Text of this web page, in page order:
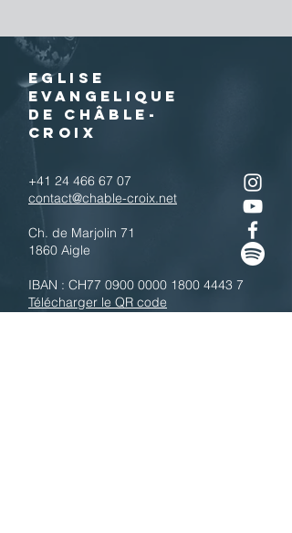
EGLISE
EVANGELIQUE
DE CHÂBLE-
CROIX
+41 24 466 67 07
contact@chable-croix.net
Ch. de Marjolin 71
1860 Aigle
IBAN : CH77 0900 0000 1800 4443 7
Télécharger le QR code